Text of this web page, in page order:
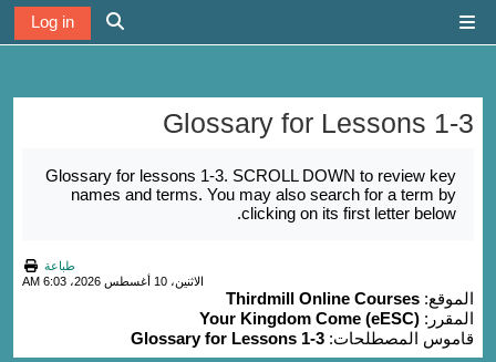
تبديل إدخال
Log in
Glossary for Lessons 1-3
Glossary for lessons 1-3. SCROLL DOWN to review key
names and terms. You may also search for a term by
clicking on its first letter below.
طباعة
الاثنين، 10 أغسطس 2026، 6:03 AM
الموقع: Thirdmill Online Courses
المقرر: Your Kingdom Come (eESC)
قاموس المصطلحات: Glossary for Lessons 1-3